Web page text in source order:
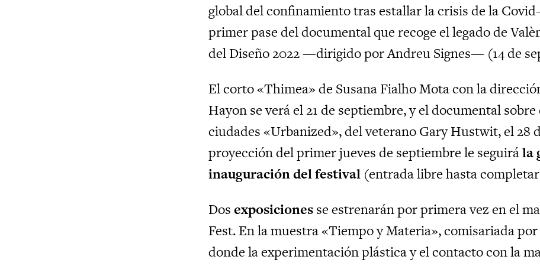
global del confinamiento tras estallar la crisis de la
primer pase del documental que recoge el legado de
del Diseño 2022 —dirigido por Andreu Signes— (14 de
El corto «Thimea» de Susana Fialho Mota con la
Hayon se verá el 21 de septiembre, y el documental
ciudades «Urbanized», del veterano Gary Hustwit, el 28
proyección del primer jueves de septiembre le seguirála
inauguración del festival (entrada libre hasta
Dosexposicionesse estrenarán por primera vez en el
Fest. En la muestra «Tiempo y Materia», comisariada por
donde la experimentación plástica y el contacto con la